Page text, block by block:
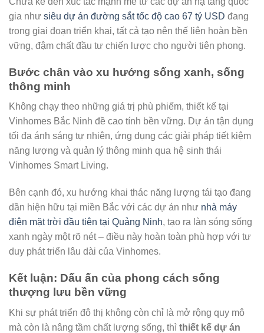
gia như siêu dự án đường sắt tốc độ cao 67 tỷ USD đang
trong giai đoạn triển khai, tất cả tạo nên thế liên hoàn bền
vững, đậm chất đầu tư chiến lược cho người tiên phong.
Bước chân vào xu hướng sống xanh, sống
thông minh
Không chạy theo những giá trị phù phiếm, thiết kế tại
Vinhomes Bắc Ninh đề cao tính bền vững. Dự án tận dụng
tối đa ánh sáng tự nhiên, ứng dụng các giải pháp tiết kiệm
năng lượng và quản lý thông minh qua hệ sinh thái
Vinhomes Smart Living.
Bên cạnh đó, xu hướng khai thác năng lượng tái tạo đang
dần hiện hữu tại miền Bắc với các dự án như nhà máy
điện mặt trời đầu tiên tại Quảng Ninh, tạo ra làn sóng sống
xanh ngày một rõ nét – điều này hoàn toàn phù hợp với tư
duy phát triển lâu dài của Vinhomes.
Kết luận: Dấu ấn của phong cách sống
thượng lưu bền vững
Khi sự phát triển đô thị không còn chỉ là mở rộng quy mô
mà còn là nâng tầm chất lượng sống, thì thiết kế dự án